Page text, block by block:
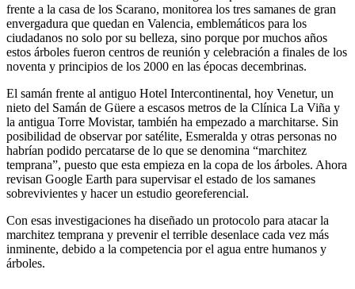
frente a la casa de los Scarano, monitorea los tres samanes de gran
envergadura que quedan en Valencia, emblemáticos para los
ciudadanos no solo por su belleza, sino porque por muchos años
estos árboles fueron centros de reunión y celebración a finales de los
noventa y principios de los 2000 en las épocas decembrinas.
El samán frente al antiguo Hotel Intercontinental, hoy Venetur, un
nieto del Samán de Güere a escasos metros de la Clínica La Viña y
la antigua Torre Movistar, también ha empezado a marchitarse. Sin
posibilidad de observar por satélite, Esmeralda y otras personas no
habrían podido percatarse de lo que se denomina “marchitez
temprana”, puesto que esta empieza en la copa de los árboles. Ahora
revisan Google Earth para supervisar el estado de los samanes
sobrevivientes y hacer un estudio georeferencial.
Con esas investigaciones ha diseñado un protocolo para atacar la
marchitez temprana y prevenir el terrible desenlace cada vez más
inminente, debido a la competencia por el agua entre humanos y
árboles.